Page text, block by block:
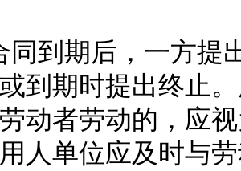
到期后，一方提
到期时提出终止
动者劳动的，应
人单位应及时与